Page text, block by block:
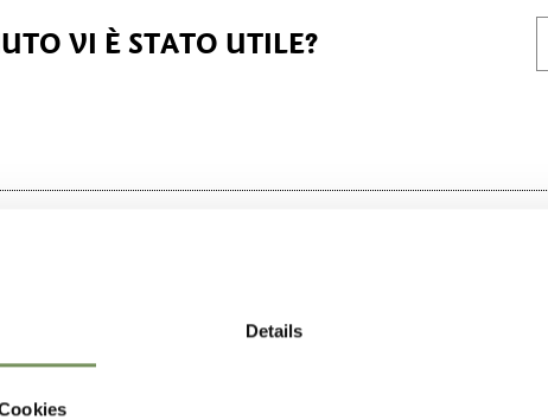
Details
VI È STATO UTILE?